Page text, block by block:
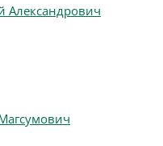
Александрович